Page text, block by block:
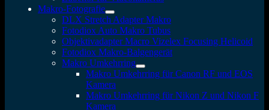
Makro-Fotografie
DLX Stretch Adapter Makro
Fotodiox Auto Makro Tubus
Objektivadapter Macro Vizelex Focusing Helicoid
Fotodiox Makro-Balgengerät
Makro Umkehrring
Makro Umkehrring für Canon RF und EOS
Kamera
Makro Umkehrring für Nikon Z und Nikon F
Kamera